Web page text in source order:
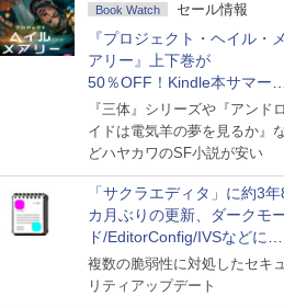
Book Watch セール情報
『プロジェクト・ヘイル・メ
アリー』上下巻が
50％OFF！Kindle本サマーセ
ール第2弾
『三体』シリーズや『アンドロ
イドは電気羊の夢を見るか』
どハヤカワのSF小説が安い
「サクラエディタ」に約3年
カ月ぶりの更新、ダークモ
ド/EditorConfig/IVSなどに対
応
複数の脆弱性に対処したセキュ
リティアップデート